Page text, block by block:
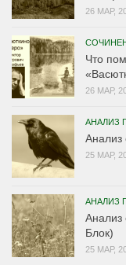
26 МАР,
Что
26 МАР,
АНАЛИЗ
Анализ
25 МАР,
АНАЛИЗ
Анализ
Блок)
25 МАР,